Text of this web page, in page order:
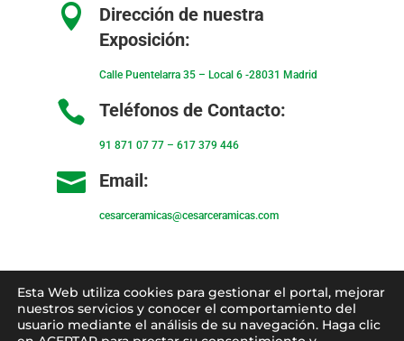

Dirección de nuestra
Exposición:
Calle Puentelarra 35 – Local 6 -28031 Madrid
 Teléfonos de Contacto:
91 871 07 77– 617 379 446
 Email:
cesarceramicas@cesarceramicas.com
Aviso Legal– Política de privacidad –Política
de cookies
Esta Web utiliza cookies para gestionar el portal, mejorar
nuestros servicios y conocer el comportamiento del
usuario mediante el análisis de su navegación. Haga clic